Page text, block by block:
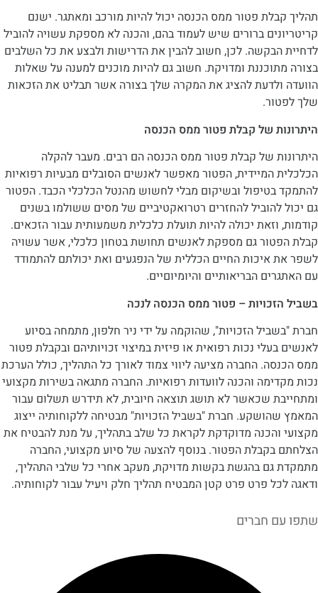
פטור ממס הכנסה יכול להיות מורכב ומאתגר. ישנם
ברורים שיש לעמוד בהם, והכנה לא מספקת עשויה להוביל
לכן, חשוב להבין את הדרישות ולבצע את כל השלבים
ומדויקת. חשוב גם להיות מוכנים למענה על שאלות
להציג את המקרה שלך בצורה אשר תבליט את הזכאות
של קבלת פטור ממס הכנסה
של קבלת פטור ממס הכנסה הם רבים. מעבר להקלה
המיידית, הפטור מאפשר לאנשים הסובלים מבעיות רפואיות
ובשיקום מבלי לחשוש מהנטל הכלכלי הכבד. הפטור
להחזרים רטרואקטיביים של מסים ששולמו בשנים
יכולה להיות תועלת כלכלית משמעותית עבור הזכאים.
גם מספקת לאנשים תחושת בטחון כלכלי, אשר עשויה
איכות החיים הכללית של הנפגעים ואת יכולתם להתמודד
הבריאותיים והיומיוםיים.
– פטור ממס הכנסה לנכה
הזכויות", שהוקמה על ידי ניר חלפון, מתמחה בסיוע
נכות רפואית או פיזית במיצוי זכויותיהם ובקבלת פטור
החברה מציעה ליווי צמוד לאורך כל התהליך, כולל הערכת
והכנה לוועדות רפואיות. החברה מתגאה בשירות מקצועי
שכאשר לא תושג תוצאה חיובית, לא תידרש תשלום עבור
חברת "בשביל הזכויות" מבטיחה ללקוחותיה ייצוג
מדוקדקת לקראת כל שלב בתהליך, על מנת להבטיח את
הפטור. בנוסף להצעה של סיוע מקצועי, החברה
בהגשת בקשות מדויקת, מעקב אחרי כל שלבי התהליך,
פרט פרט קטן המבטיח תהליך חלק ויעיל עבור לקוחותיה.
חברים